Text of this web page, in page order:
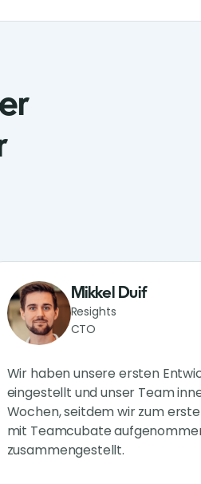
Mikkel Duif
Resights
CTO
Wir haben unsere ersten
eingestellt und unser Team
Wochen, seitdem wir zum
mit Teamcubate
zusammengestellt.